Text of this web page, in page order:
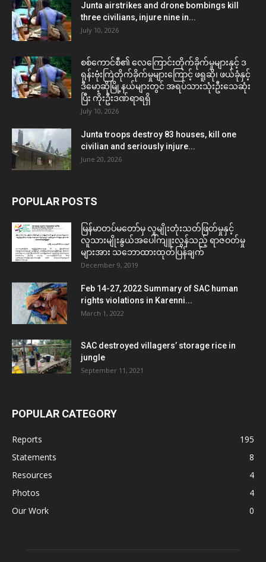
Junta airstrikes and drone bombings kill
three civilians, injure nine in...
July 10, 2026
စစ်ကောင်စီ၏ လေကြောင်းတိုက်ခိုက်မှုများနှင့် ဒ
ရုန်းဗုံးကြဲတိုက်ခိုက်မှုများကြောင့် ဖရူဆို၊ ဖယ်ခုံနှင့်
ဒီမော့ဆိုမြို့နယ်များတွင် အရပ်သားသုံးဦးသေဆုံး
ပြီး ကိုးဦးဒဏ်ရာရရှိ
July 10, 2026
Junta troops destroy 83 houses, kill one
civilian and seriously injure...
June 20, 2026
POPULAR POSTS
မြန်မာတပ်မတော်မှ လူမျိုးတုံးသတ်ဖြတ်မှုနှင့်
လူသားမျိုးနွယ်အပေါ်ကျူးလွန်သည့် ရာဇဝတ်မှု
များအား သဘောထားထုတ်ပြန်ချက်
December 9, 2019
Feb 14-27, 2022 Summary of SAC human
rights violations in Karenni...
March 1, 2022
SAC destroyed villagers’ storage rice in
jungle
September 11, 2021
POPULAR CATEGORY
Reports
195
Statements
8
Resources
4
Photos
4
Our Work
0